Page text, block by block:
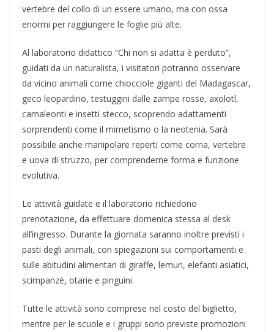
vertebre del collo di un essere umano, ma con ossa
enormi per raggiungere le foglie più alte.
Al laboratorio didattico “Chi non si adatta è perduto”,
guidati da un naturalista, i visitatori potranno osservare
da vicino animali come chiocciole giganti del Madagascar,
geco leopardino, testuggini dalle zampe rosse, axolotl,
camaleonti e insetti stecco, scoprendo adattamenti
sorprendenti come il mimetismo o la neotenia. Sarà
possibile anche manipolare reperti come corna, vertebre
e uova di struzzo, per comprenderne forma e funzione
evolutiva.
Le attività guidate e il laboratorio richiedono
prenotazione, da effettuare domenica stessa al desk
all’ingresso. Durante la giornata saranno inoltre previsti i
pasti degli animali, con spiegazioni sui comportamenti e
sulle abitudini alimentari di giraffe, lemuri, elefanti asiatici,
scimpanzé, otarie e pinguini.
Tutte le attività sono comprese nel costo del biglietto,
mentre per le scuole e i gruppi sono previste promozioni